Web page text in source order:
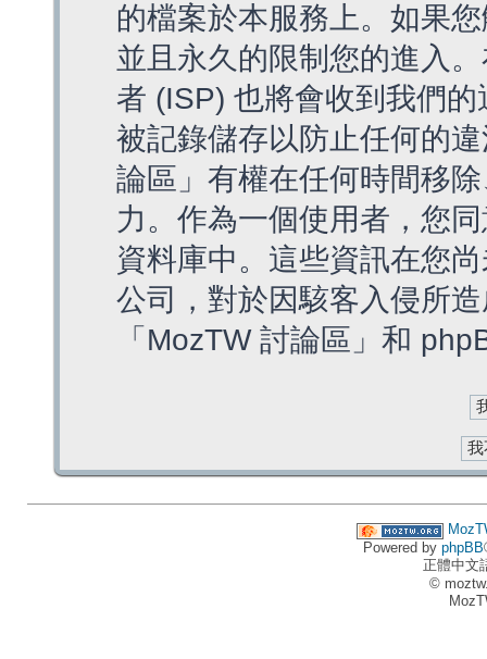
的檔案於本服務上。如果
並且永久的限制您的進入
者 (ISP) 也將會收到我們
被記錄儲存以防止任何的
論區」有權在任何時間移
力。作為一個使用者，您
資料庫中。這些資訊在您
公司，對於因駭客入侵所
「MozTW 討論區」和
Powered by phpBB
正體中文
©